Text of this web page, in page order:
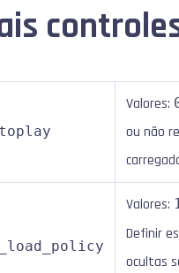
Valores:
ou não
Valores:
Definir
ocultas